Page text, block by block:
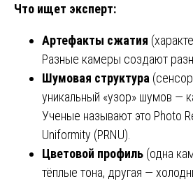
Что ищет эксперт:
Артефакты сжатия
Разные камеры создают
Шумовая структура
уникальный «узор» шумов —
Ученые называют это Photo
Uniformity (PRNU).
Цветовой профиль (одна
тёплые тона, другая —